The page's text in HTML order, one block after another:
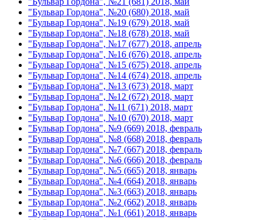
"Бульвар Гордона", №20 (680) 2018, май
"Бульвар Гордона", №19 (679) 2018, май
"Бульвар Гордона", №18 (678) 2018, май
"Бульвар Гордона", №17 (677) 2018, апрель
"Бульвар Гордона", №16 (676) 2018, апрель
"Бульвар Гордона", №15 (675) 2018, апрель
"Бульвар Гордона", №14 (674) 2018, апрель
"Бульвар Гордона", №13 (673) 2018, март
"Бульвар Гордона", №12 (672) 2018, март
"Бульвар Гордона", №11 (671) 2018, март
"Бульвар Гордона", №10 (670) 2018, март
"Бульвар Гордона", №9 (669) 2018, февраль
"Бульвар Гордона", №8 (668) 2018, февраль
"Бульвар Гордона", №7 (667) 2018, февраль
"Бульвар Гордона", №6 (666) 2018, февраль
"Бульвар Гордона", №5 (665) 2018, январь
"Бульвар Гордона", №4 (664) 2018, январь
"Бульвар Гордона", №3 (663) 2018, январь
"Бульвар Гордона", №2 (662) 2018, январь
"Бульвар Гордона", №1 (661) 2018, январь